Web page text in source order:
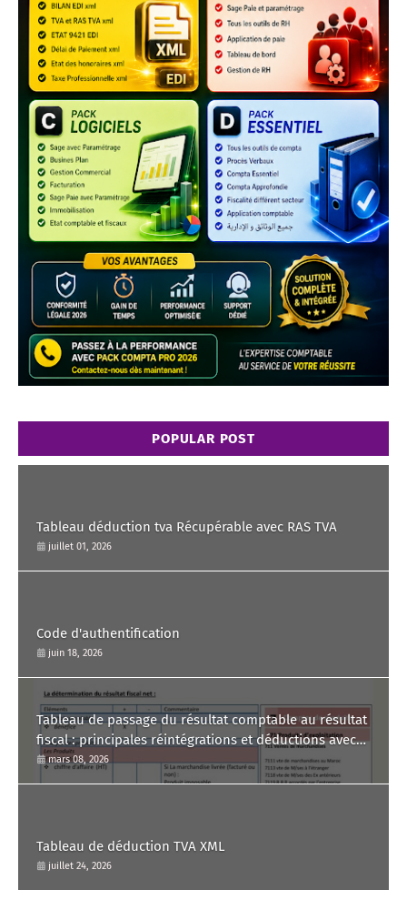
POPULAR POST
Tableau déduction tva Récupérable avec RAS TVA
juillet 01, 2026
Code d'authentification
juin 18, 2026
Tableau de passage du résultat comptable au résultat
fiscal : principales réintégrations et déductions avec
commentaire.
mars 08, 2026
Tableau de déduction TVA XML
juillet 24, 2026